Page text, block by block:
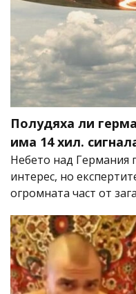
Полудяха ли
има 14 хил.
Небето над Германия
интерес, но
огромната част от